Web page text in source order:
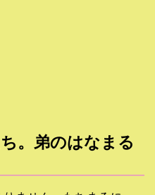
。弟のはなまる